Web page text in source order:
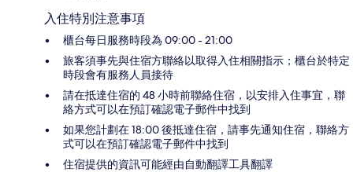
入住特別注意事項
櫃台每日服務時段為 09:00 - 21:00
旅客須事先與住宿方聯絡以取得入住相關指示；櫃台於特定
時段會有服務人員接待
請在抵達住宿的 48 小時前聯絡住宿，以安排入住事宜，聯
絡方式可以在預訂確認電子郵件中找到
如果您計劃在 18:00 後抵達住宿，請事先通知住宿，聯絡方
式可以在預訂確認電子郵件中找到
住宿提供的資訊可能經由自動翻譯工具翻譯